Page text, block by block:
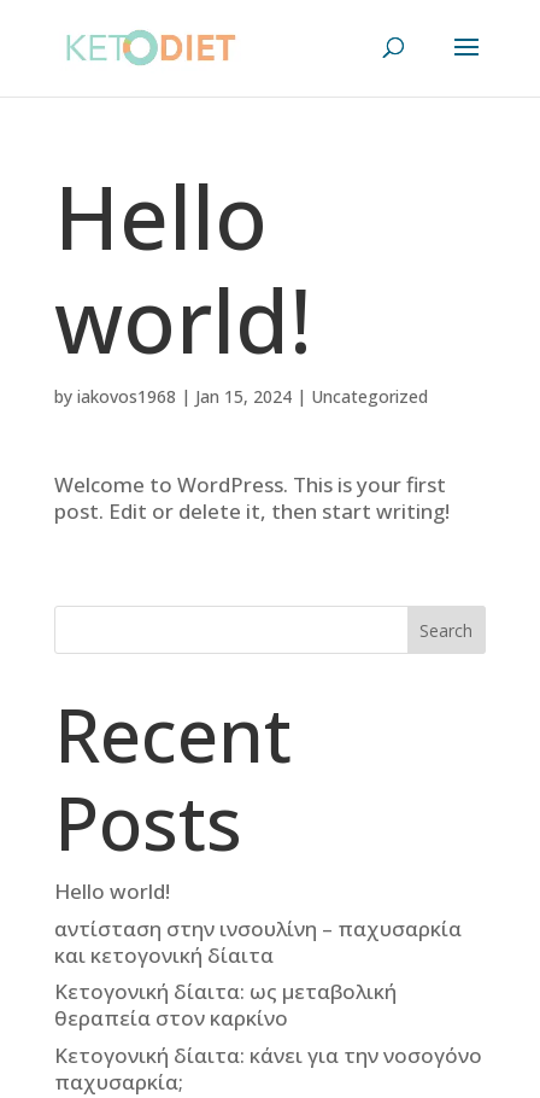
Hello
world!
by iakovos1968 | Jan 15, 2024| Uncategorized
Welcome to WordPress. This is your first
post. Edit or delete it, then start writing!
Search
Recent
Posts
Hello world!
αντίσταση στην ινσουλίνη – παχυσαρκία
και κετογονική δίαιτα
Κετογονική δίαιτα: ως μεταβολική
θεραπεία στον καρκίνο
Κετογονική δίαιτα: κάνει για την νοσογόνο
παχυσαρκία;